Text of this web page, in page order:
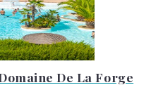
De La Forge